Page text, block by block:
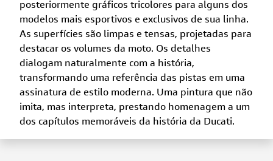
posteriormente gráficos tricolores para alguns dos
modelos mais esportivos e exclusivos de sua linha.
As superfícies são limpas e tensas, projetadas para
destacar os volumes da moto. Os detalhes
dialogam naturalmente com a história,
transformando uma referência das pistas em uma
assinatura de estilo moderna. Uma pintura que não
imita, mas interpreta, prestando homenagem a um
dos capítulos memoráveis ​​da história da Ducati.